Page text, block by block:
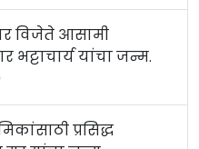
विजेते आसामी
भट्टाचार्य यांचा जन्म.
प्रसिद्ध